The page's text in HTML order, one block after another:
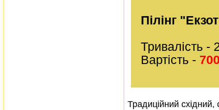
Пілінг
Тривалість -
Вартість -
Традиційний східний,